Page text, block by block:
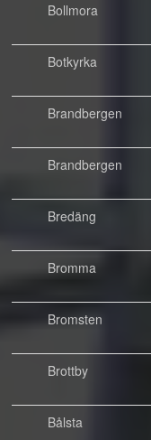
Bollmora
Botkyrka
Brandbergen
Brandbergen
Bredäng
Bromma
Bromsten
Brottby
Bålsta